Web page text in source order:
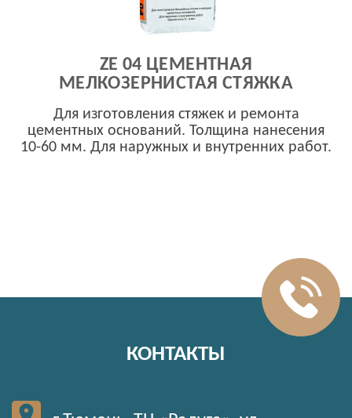
ZE 04 ЦЕМЕНТНАЯ
МЕЛКОЗЕРНИСТАЯ СТЯЖКА
Для изготовления стяжек и ремонта
цементных оснований. Толщина нанесения
10-60 мм. Для наружных и внутренних работ.
КОНТАКТЫ